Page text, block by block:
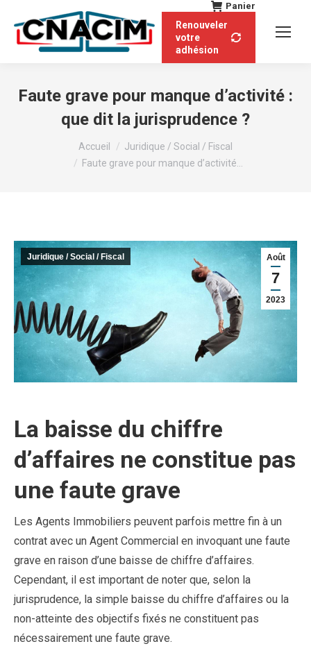
Panier
Renouveler
votre
adhésion
Faute grave pour manque d’activité :
que dit la jurisprudence ?
Vous êtes ici :Accueil
Juridique / Social / Fiscal
Faute grave pour manque d’activité…
Août
7
2023
Juridique / Social / Fiscal
La baisse du chiffre
d’affaires ne constitue pas
une faute grave
Les Agents Immobiliers peuvent parfois mettre fin à un
contrat avec un Agent Commercial en invoquant une faute
grave en raison d’une baisse de chiffre d’affaires.
Cependant, il est important de noter que, selon la
jurisprudence, la simple baisse du chiffre d’affaires ou la
non-atteinte des objectifs fixés ne constituent pas
nécessairement une faute grave.